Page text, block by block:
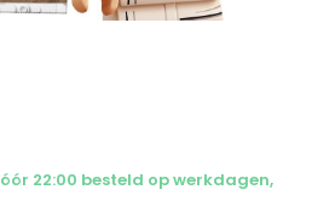
22:00 besteld op werkdagen,